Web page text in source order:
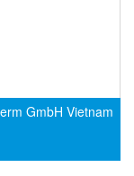
GmbH Vietnam